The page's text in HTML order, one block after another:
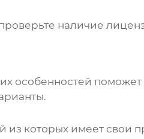
наличие
особенностей поможет
из которых имеет свои